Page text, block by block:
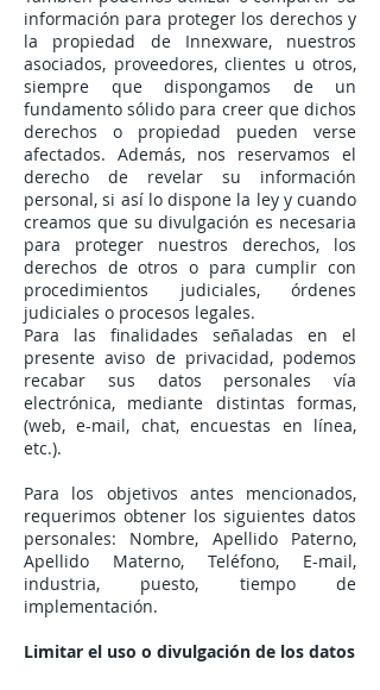
información para proteger los derechos y
la propiedad de Innexware, nuestros
asociados, proveedores, clientes u otros,
siempre que dispongamos de un
fundamento sólido para creer que dichos
derechos o propiedad pueden verse
afectados. Además, nos reservamos el
derecho de revelar su información
personal, si así lo dispone la ley y cuando
creamos que su divulgación es necesaria
para proteger nuestros derechos, los
derechos de otros o para cumplir con
procedimientos judiciales, órdenes
judiciales o procesos legales.
Para las finalidades señaladas en el
presente aviso de privacidad, podemos
recabar sus datos personales vía
electrónica, mediante distintas formas,
(web, e-mail, chat, encuestas en línea,
etc.).
Para los objetivos antes mencionados,
requerimos obtener los siguientes datos
personales: Nombre, Apellido Paterno,
Apellido Materno, Teléfono, E-mail,
industria, puesto, tiempo de
implementación.
Limitar el uso o divulgación de los datos